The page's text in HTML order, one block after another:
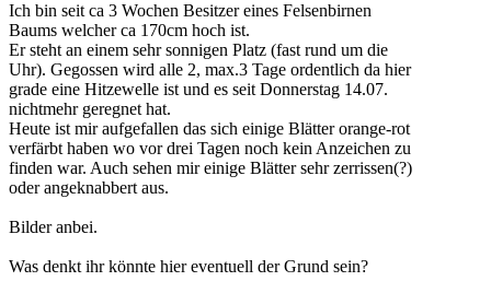
Ich bin seit ca 3 Wochen Besitzer eines Felsenbirnen
Baums welcher ca 170cm hoch ist.
Er steht an einem sehr sonnigen Platz (fast rund um die
Uhr). Gegossen wird alle 2, max.3 Tage ordentlich da hier
grade eine Hitzewelle ist und es seit Donnerstag 14.07.
nichtmehr geregnet hat.
Heute ist mir aufgefallen das sich einige Blätter orange-rot
verfärbt haben wo vor drei Tagen noch kein Anzeichen zu
finden war. Auch sehen mir einige Blätter sehr zerrissen(?)
oder angeknabbert aus.
Bilder anbei.
Was denkt ihr könnte hier eventuell der Grund sein?